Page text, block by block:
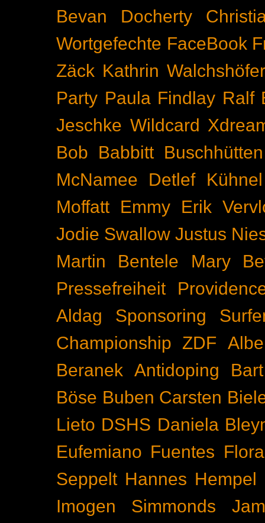
Bevan Docherty
Wortgefechte FaceBook
Zäck Kathrin Walchshöfer
Party Paula Findlay Ralf
Jeschke Wildcard
Bob Babbitt Buschhütten
McNamee
Detlef Kühnel
Moffatt
Emmy
Erik
Jodie Swallow Justus
Martin Bentele
Mary
Pressefreiheit
Aldag
Sponsoring
Championship
ZDF
Beranek Antidoping
Böse Buben Carsten
Lieto DSHS Daniela
Eufemiano Fuentes
Seppelt Hannes Hempel
Imogen Simmonds